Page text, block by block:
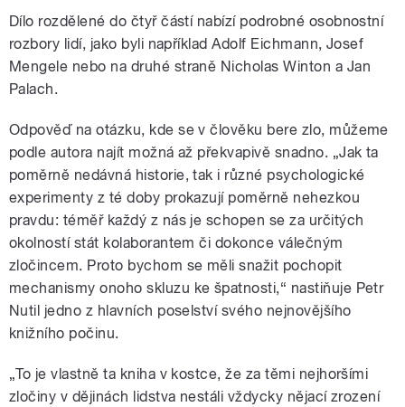
Dílo rozdělené do čtyř částí nabízí podrobné osobnostní
rozbory lidí, jako byli například Adolf Eichmann, Josef
Mengele nebo na druhé straně Nicholas Winton a Jan
Palach.
Odpověď na otázku, kde se v člověku bere zlo, můžeme
podle autora najít možná až překvapivě snadno. „Jak ta
poměrně nedávná historie, tak i různé psychologické
experimenty z té doby prokazují poměrně nehezkou
pravdu: téměř každý z nás je schopen se za určitých
okolností stát kolaborantem či dokonce válečným
zločincem. Proto bychom se měli snažit pochopit
mechanismy onoho skluzu ke špatnosti,“ nastiňuje Petr
Nutil jedno z hlavních poselství svého nejnovějšího
knižního počinu.
„To je vlastně ta kniha v kostce, že za těmi nejhoršími
zločiny v dějinách lidstva nestáli vždycky nějací zrození